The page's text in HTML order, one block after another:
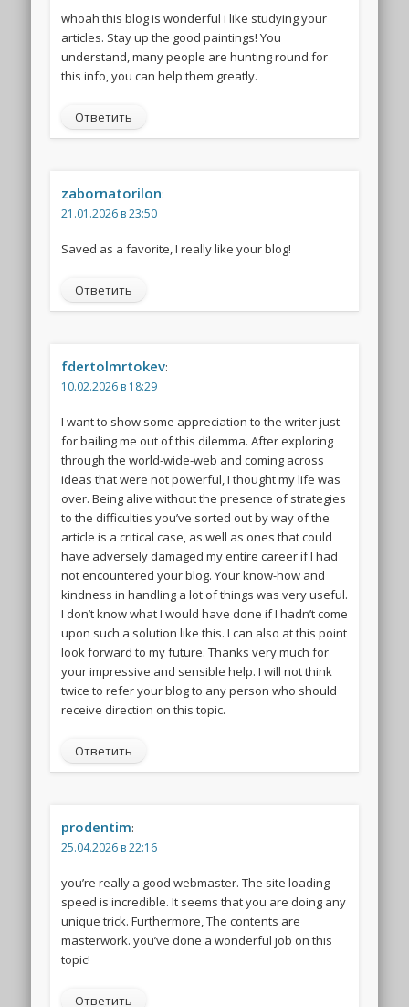
whoah this blog is wonderful i like studying your
articles. Stay up the good paintings! You
understand, many people are hunting round for
this info, you can help them greatly.
Ответить
zabornatorilon:
21.01.2026 в 23:50
Saved as a favorite, I really like your blog!
Ответить
fdertolmrtokev:
10.02.2026 в 18:29
I want to show some appreciation to the writer just
for bailing me out of this dilemma. After exploring
through the world-wide-web and coming across
ideas that were not powerful, I thought my life was
over. Being alive without the presence of strategies
to the difficulties you’ve sorted out by way of the
article is a critical case, as well as ones that could
have adversely damaged my entire career if I had
not encountered your blog. Your know-how and
kindness in handling a lot of things was very useful.
I don’t know what I would have done if I hadn’t come
upon such a solution like this. I can also at this point
look forward to my future. Thanks very much for
your impressive and sensible help. I will not think
twice to refer your blog to any person who should
receive direction on this topic.
Ответить
prodentim:
25.04.2026 в 22:16
you’re really a good webmaster. The site loading
speed is incredible. It seems that you are doing any
unique trick. Furthermore, The contents are
masterwork. you’ve done a wonderful job on this
topic!
Ответить